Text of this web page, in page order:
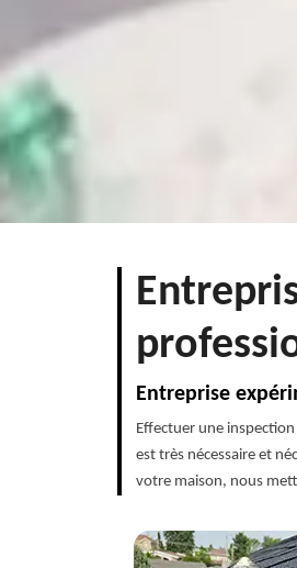
Entreprise
Effectuer une
est très nécessaire et
votre maison, nous